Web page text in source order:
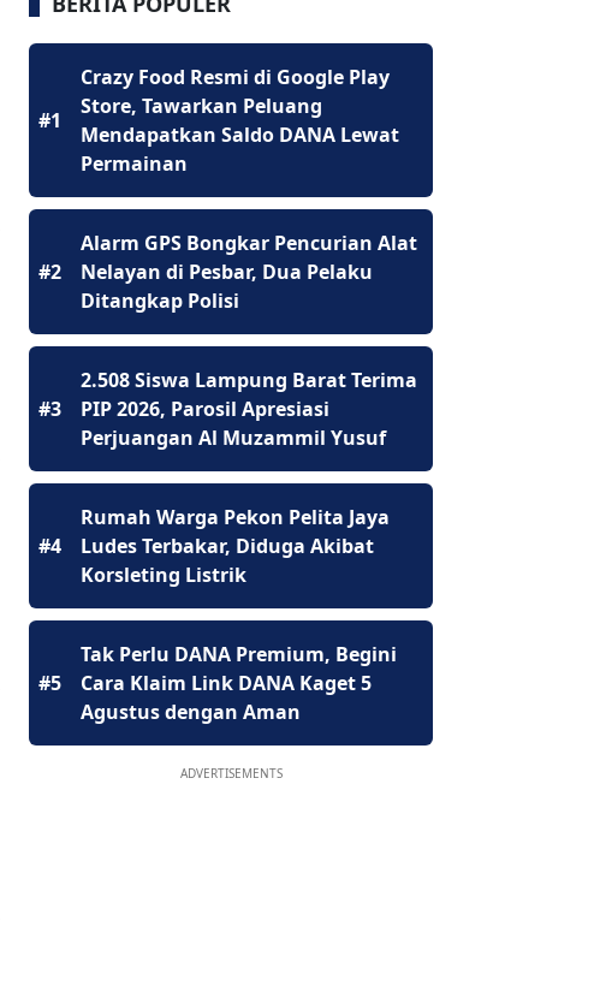
#1
Crazy Food Resmi di Google Play
Store, Tawarkan Peluang
Mendapatkan Saldo DANA Lewat
Permainan
#2
Alarm GPS Bongkar Pencurian Alat
Nelayan di Pesbar, Dua Pelaku
Ditangkap Polisi
#3
2.508 Siswa Lampung Barat Terima
PIP 2026, Parosil Apresiasi
Perjuangan Al Muzammil Yusuf
#4
Rumah Warga Pekon Pelita Jaya
Ludes Terbakar, Diduga Akibat
Korsleting Listrik
#5
Tak Perlu DANA Premium, Begini
Cara Klaim Link DANA Kaget 5
Agustus dengan Aman
ADVERTISEMENTS